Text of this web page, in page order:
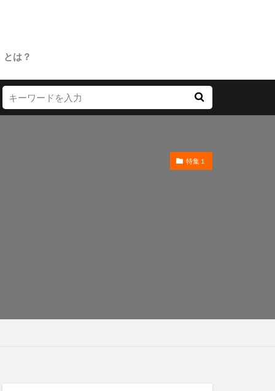
とは？
特集１